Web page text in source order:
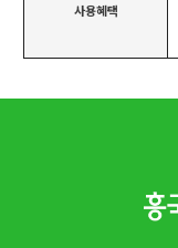
사용혜택